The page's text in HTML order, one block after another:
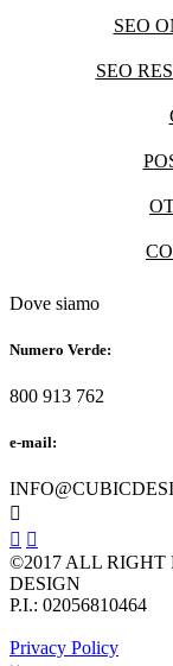
SEO
SEO
Dove siamo
Numero Verde:
800 913 762
e-mail:

 
©2017 ALL RIGHT
DESIGN
P.I.: 02056810464
Privacy Policy